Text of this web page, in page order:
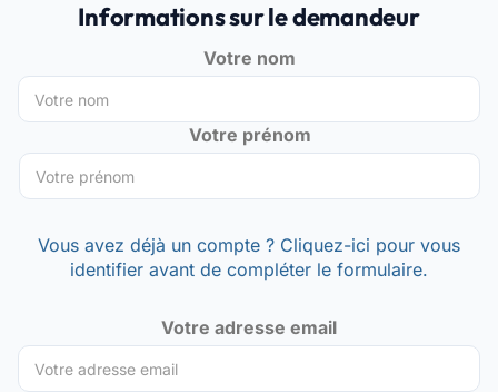
Informations sur le demandeur
Votre nom
Votre prénom
Vous avez déjà un compte ? Cliquez-ici pour vous
identifier avant de compléter le formulaire.
Votre adresse email